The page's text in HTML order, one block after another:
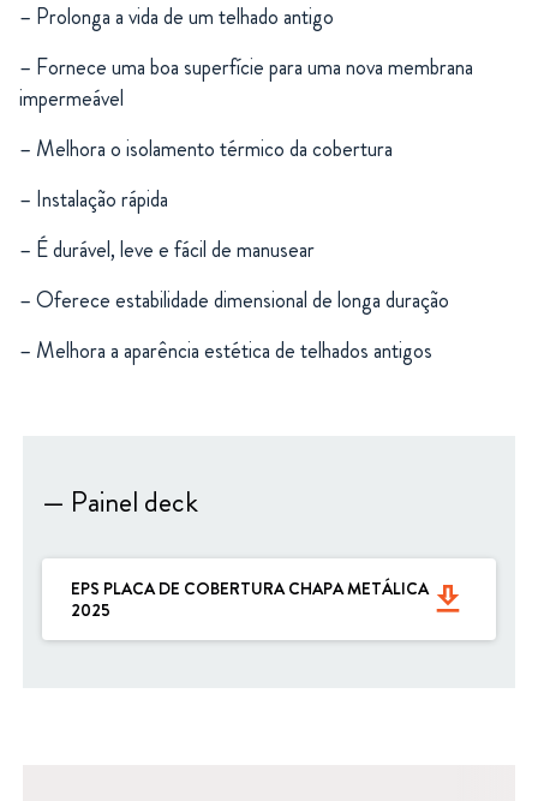
– Prolonga a vida de um telhado antigo
– Fornece uma boa superfície para uma nova membrana
impermeável
– Melhora o isolamento térmico da cobertura
– Instalação rápida
– É durável, leve e fácil de manusear
– Oferece estabilidade dimensional de longa duração
– Melhora a aparência estética de telhados antigos
— Painel deck
EPS PLACA DE COBERTURA CHAPA METÁLICA
2025
get_app